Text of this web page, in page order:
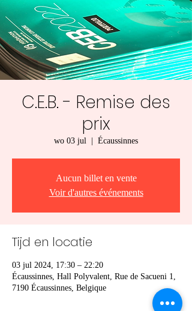
C.E.B. - Remise des
prix
wo 03 jul Écaussinnes
Aucun billet en vente
Voir d'autres événements
Tijd en locatie
03 jul 2024, 17:30 – 22:20
Écaussinnes, Hall Polyvalent, Rue de Sacueni 1,
7190 Écaussinnes, Belgique